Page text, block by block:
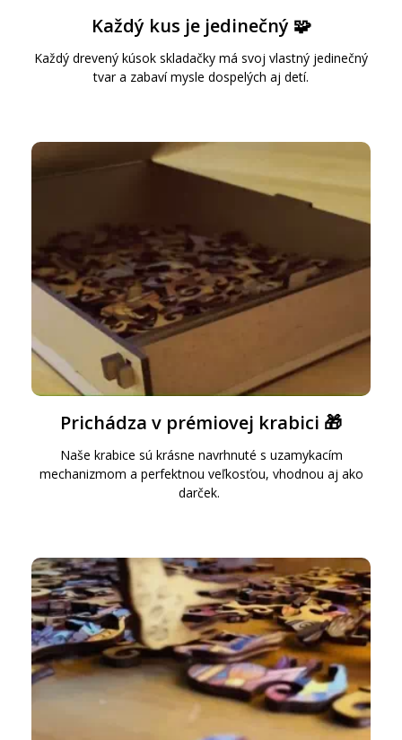
Každý kus je jedinečný 🧩
Každý drevený kúsok skladačky má svoj vlastný jedinečný
tvar a zabaví mysle dospelých aj detí.
Prichádza v prémiovej krabici 🎁
Naše krabice sú krásne navrhnuté s uzamykacím
mechanizmom a perfektnou veľkosťou, vhodnou aj ako
darček.